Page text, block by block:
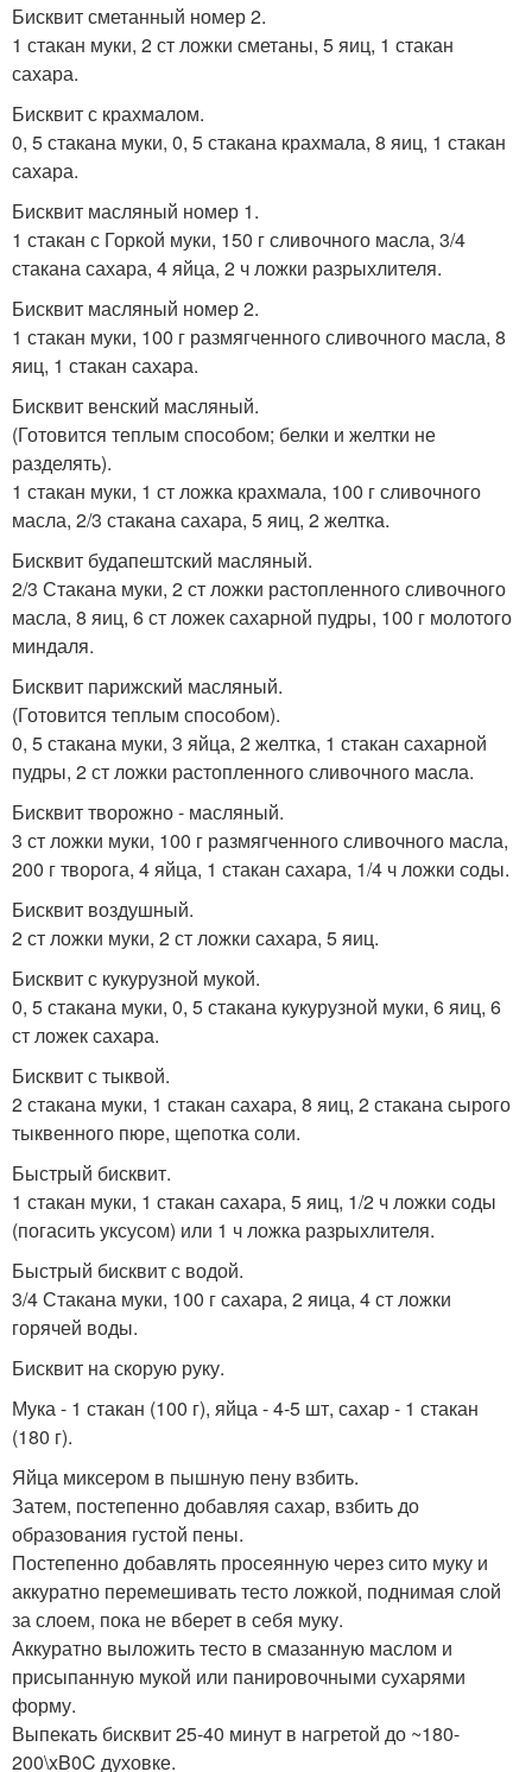
Бисквит сметанный номер 2.
1 стакан муки, 2 ст ложки сметаны, 5 яиц, 1 стакан
сахара.
Бисквит с крахмалом.
0, 5 стакана муки, 0, 5 стакана крахмала, 8 яиц, 1 стакан
сахара.
Бисквит масляный номер 1.
1 стакан с Горкой муки, 150 г сливочного масла, 3/4
стакана сахара, 4 яйца, 2 ч ложки разрыхлителя.
Бисквит масляный номер 2.
1 стакан муки, 100 г размягченного сливочного масла, 8
яиц, 1 стакан сахара.
Бисквит венский масляный.
(Готовится теплым способом; белки и желтки не
разделять).
1 стакан муки, 1 ст ложка крахмала, 100 г сливочного
масла, 2/3 стакана сахара, 5 яиц, 2 желтка.
Бисквит будапештский масляный.
2/3 Стакана муки, 2 ст ложки растопленного сливочного
масла, 8 яиц, 6 ст ложек сахарной пудры, 100 г молотого
миндаля.
Бисквит парижский масляный.
(Готовится теплым способом).
0, 5 стакана муки, 3 яйца, 2 желтка, 1 стакан сахарной
пудры, 2 ст ложки растопленного сливочного масла.
Бисквит творожно - масляный.
3 ст ложки муки, 100 г размягченного сливочного масла,
200 г творога, 4 яйца, 1 стакан сахара, 1/4 ч ложки соды.
Бисквит воздушный.
2 ст ложки муки, 2 ст ложки сахара, 5 яиц.
Бисквит с кукурузной мукой.
0, 5 стакана муки, 0, 5 стакана кукурузной муки, 6 яиц, 6
ст ложек сахара.
Бисквит с тыквой.
2 стакана муки, 1 стакан сахара, 8 яиц, 2 стакана сырого
тыквенного пюре, щепотка соли.
Быстрый бисквит.
1 стакан муки, 1 стакан сахара, 5 яиц, 1/2 ч ложки соды
(погасить уксусом) или 1 ч ложка разрыхлителя.
Быстрый бисквит с водой.
3/4 Стакана муки, 100 г сахара, 2 яица, 4 ст ложки
горячей воды.
Бисквит на скорую руку.
Мука - 1 стакан (100 г), яйца - 4-5 шт, сахар - 1 стакан
(180 г).
Яйца миксером в пышную пену взбить.
Затем, постепенно добавляя сахар, взбить до
образования густой пены.
Постепенно добавлять просеянную через сито муку и
аккуратно перемешивать тесто ложкой, поднимая слой
за слоем, пока не вберет в себя муку.
Аккуратно выложить тесто в смазанную маслом и
присыпанную мукой или панировочными сухарями
форму.
Выпекать бисквит 25-40 минут в нагретой до ~180-
200\xB0C духовке.